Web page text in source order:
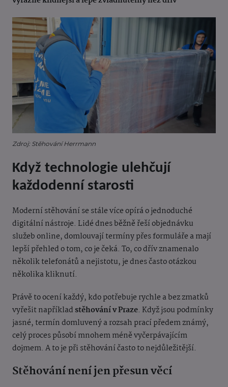
Zdroj: Stěhování Herrmann
Když technologie ulehčují
každodenní starosti
Moderní stěhování se stále více opírá o jednoduché
digitální nástroje. Lidé dnes běžně řeší objednávku
služeb online, domlouvají termíny přes formuláře a mají
lepší přehled o tom, co je čeká. To, co dřív znamenalo
několik telefonátů a nejistotu, je dnes často otázkou
několika kliknutí.
Právě to ocení každý, kdo potřebuje rychle a bez zmatků
vyřešit například stěhování v Praze. Když jsou podmínky
jasné, termín domluvený a rozsah prací předem známý,
celý proces působí mnohem méně vyčerpávajícím
dojmem. A to je při stěhování často to nejdůležitější.
Stěhování není jen přesun věcí